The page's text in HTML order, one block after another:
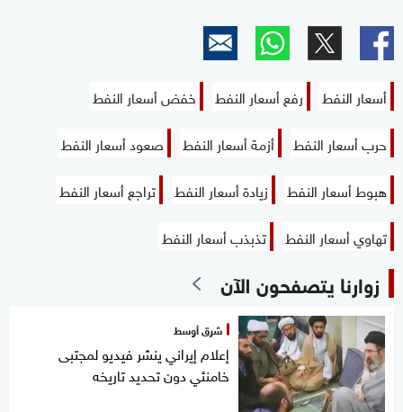
أسعار النفط رفع أسعار النفط
خفض أسعار النفط
حرب أسعار النفط
أزمة أسعار النفط
صعود أسعار النفط
هبوط أسعار النفط
زيادة أسعار النفط
تراجع أسعار النفط
تهاوي أسعار النفط
تذبذب أسعار النفط
زوارنا يتصفحون الآن
شرق أوسط
إعلام إيراني ينشر فيديو لمجتبى
خامنئي دون تحديد تاريخه